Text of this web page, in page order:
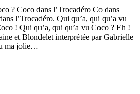
? Coco dans l’Trocadéro Co dans
l’Trocadéro. Qui qu’a, qui qu’a vu
! Qui qu’a, qui qu’a vu Coco ? Eh !
et Blondelet interprétée par Gabrielle
ma jolie…